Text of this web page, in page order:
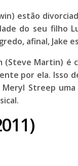
) estão
do seu filho
afinal, Jake
(Steve Martin) é
por ela. Isso
Meryl Streep
.